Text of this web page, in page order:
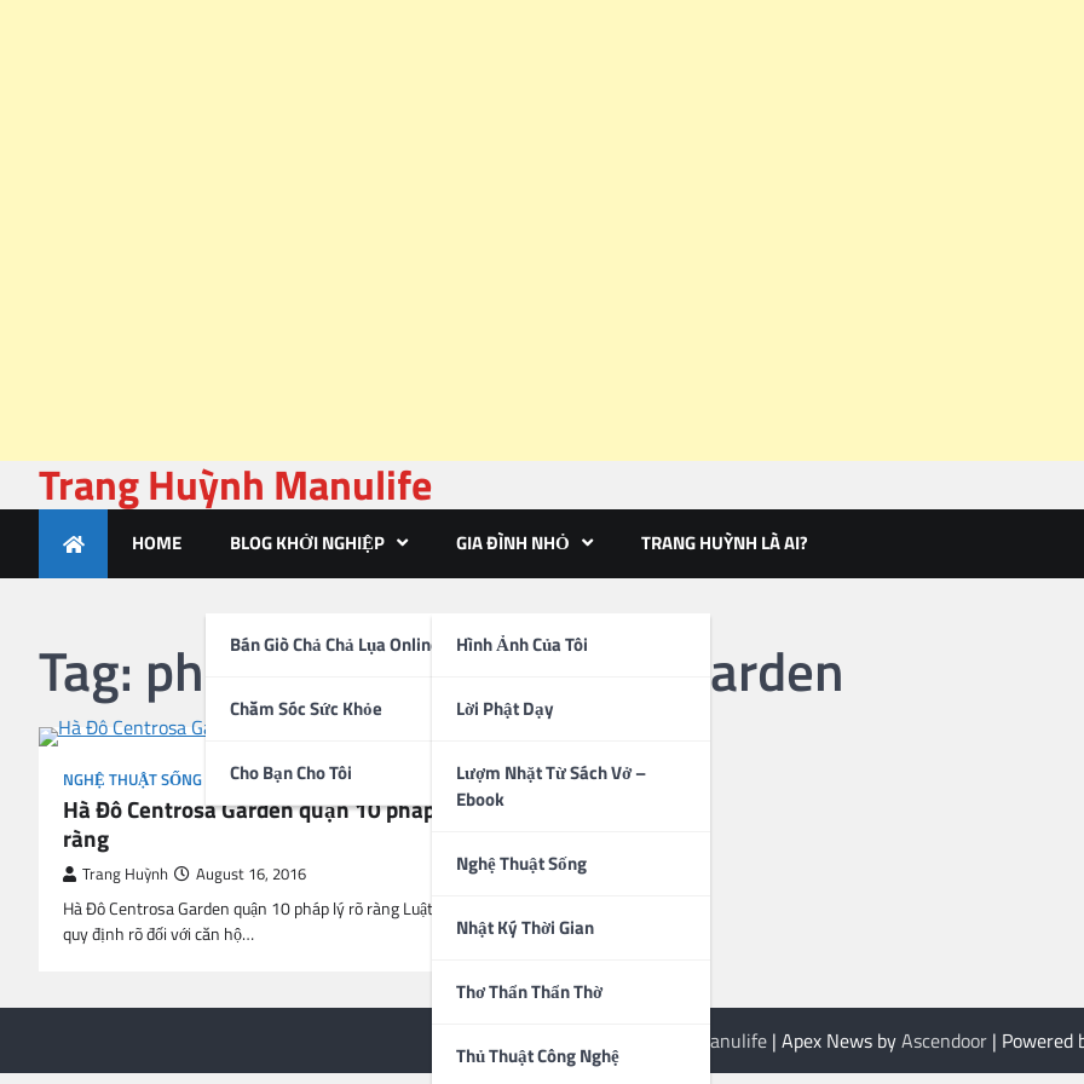
to
Trang Huỳnh Manulife
HOME BLOG KHỞI NGHIỆP
Bán Giò Chả Chả Lụa Online
Chăm Sóc Sức Khỏe
Cho Bạn Cho Tôi
GIA ĐÌNH NHỎ
Hình Ảnh Của Tôi
Lời Phật Dạy
Lượm Nhặt Từ Sách Vở –
Ebook
Nghệ Thuật Sống
Nhật Ký Thời Gian
Thơ Thẩn Thẩn Thờ
Thủ Thuật Công Nghệ
TRANG HUỲNH LÀ AI?
Tag: pháp lý hà đô centrosa garden
NGHỆ THUẬT SỐNG
Hà Đô Centrosa Garden quận 10 pháp lý rõ
ràng
Trang Huỳnh August 16, 2016
Hà Đô Centrosa Garden quận 10 pháp lý rõ ràng Luật đất đai
quy định rõ đối với căn hộ…
Trang Huỳnh Manulife| Apex News byAscendoor| Powered